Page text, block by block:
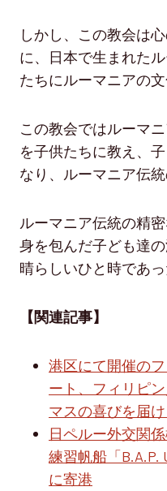
しかし、この教会は
に、日本で生まれた
たちにルーマニアの
この教会ではルーマ
を子供たちに教え、
なり、ルーマニア伝
ルーマニア伝統の精
身を包んだ子ども達
晴らしいひと時であっ
【関連記事】
港区にて開催の
ート、フィリピ
マスの喜びを届
日ペルー外交関
練習帆船「B.A.P.
に寄港